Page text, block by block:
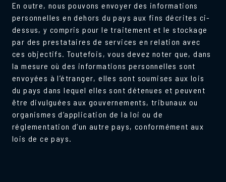
En outre, nous pouvons envoyer des informations
personnelles en dehors du pays aux fins décrites ci-
dessus, y compris pour le traitement et le stockage
par des prestataires de services en relation avec
ces objectifs. Toutefois, vous devez noter que, dans
la mesure où des informations personnelles sont
envoyées à l’étranger, elles sont soumises aux lois
du pays dans lequel elles sont détenues et peuvent
être divulguées aux gouvernements, tribunaux ou
organismes d’application de la loi ou de
réglementation d’un autre pays, conformément aux
lois de ce pays.